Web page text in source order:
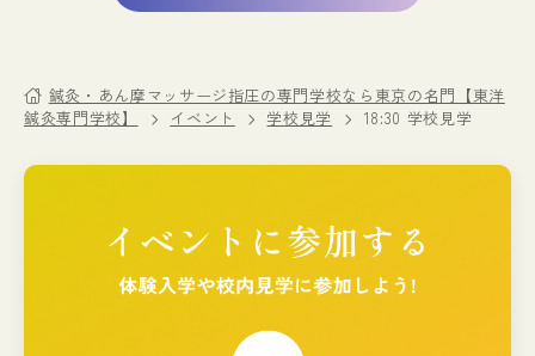
鍼灸・あん摩マッサージ指圧の専門学校なら東京の名門【東洋
鍼灸専門学校】
イベント 学校見学 18:30 学校見学